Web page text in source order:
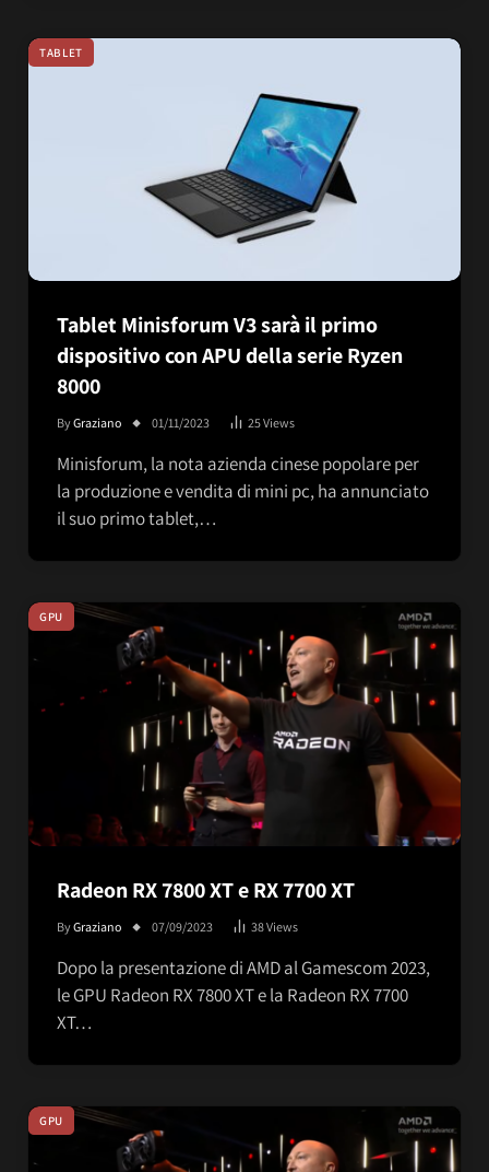
TABLET
Tablet Minisforum V3 sarà il primo
dispositivo con APU della serie Ryzen
8000
ByGraziano 01/11/2023 25Views
Minisforum, la nota azienda cinese popolare per
la produzione e vendita di mini pc, ha annunciato
il suo primo tablet,…
GPU
Radeon RX 7800 XT e RX 7700 XT
ByGraziano 07/09/2023 38Views
Dopo la presentazione di AMD al Gamescom 2023,
le GPU Radeon RX 7800 XT e la Radeon RX 7700
XT…
GPU